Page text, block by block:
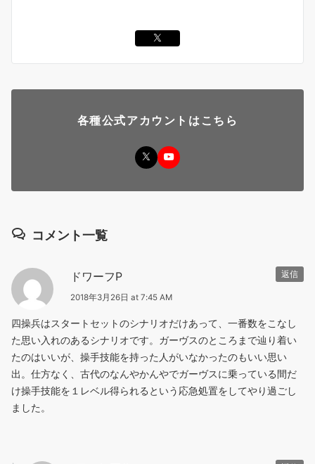
各種公式アカウントはこちら
コメント一覧
返信
ドワーフP
2018年3月26日 at 7:45 AM
四操兵はスタートセットのシナリオだけあって、一番数をこなし
た思い入れのあるシナリオです。ガーヴスのところまで辿り着い
たのはいいが、操手技能を持った人がいなかったのもいい思い
出。仕方なく、古代のなんやかんやでガーヴスに乗っている間だ
け操手技能を１レベル得られるという応急処置をしてやり過ごし
ました。